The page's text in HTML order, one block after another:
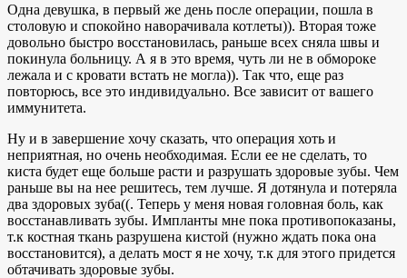
Одна девушка, в первый же день после операции, пошла в
столовую и спокойно наворачивала котлеты)). Вторая тоже
довольно быстро восстановилась, раньше всех сняла швы и
покинула больницу. А я в это время, чуть ли не в обмороке
лежала и с кровати встать не могла)). Так что, еще раз
повторюсь, все это индивидуально. Все зависит от вашего
иммунитета.
Ну и в завершение хочу сказать, что операция хоть и
неприятная, но очень необходимая. Если ее не сделать, то
киста будет еще больше расти и разрушать здоровые зубы. Чем
раньше вы на нее решитесь, тем лучше. Я дотянула и потеряла
два здоровых зуба((. Теперь у меня новая головная боль, как
восстанавливать зубы. Импланты мне пока противопоказаны,
т.к костная ткань разрушена кистой (нужно ждать пока она
восстановится), а делать мост я не хочу, т.к для этого придется
обтачивать здоровые зубы.